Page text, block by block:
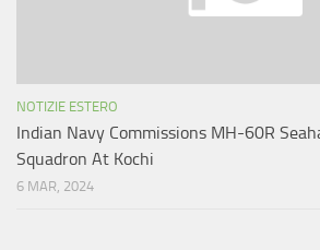
NOTIZIE ESTERO
Indian Navy Commissions MH-60R
Squadron At Kochi
6 MAR, 2024